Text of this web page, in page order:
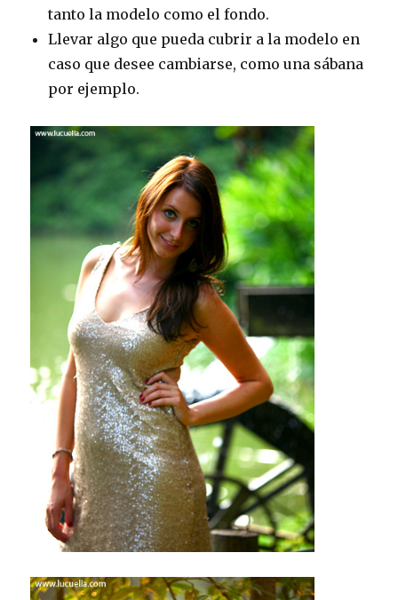
tanto la modelo como el fondo.
Llevar algo que pueda cubrir a la modelo en
caso que desee cambiarse, como una sábana
por ejemplo.